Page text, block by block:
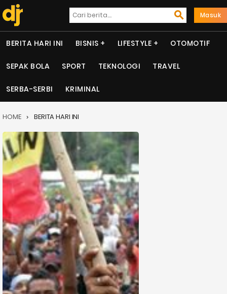
Masuk
BERITA HARI INI BISNIS LIFESTYLE OTOMOTIF
SEPAK BOLA SPORT TEKNOLOGI TRAVEL
SERBA-SERBI KRIMINAL
HOME BERITA HARI INI